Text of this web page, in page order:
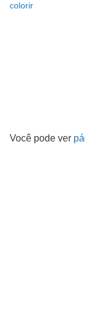
colorir
Você pode ver